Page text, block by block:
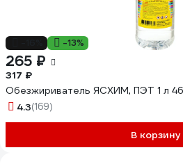
-13%
265 ₽
317 ₽
Обезжириватель ЯСХИМ, ПЭТ 1 л
4.3(169)
В корзину